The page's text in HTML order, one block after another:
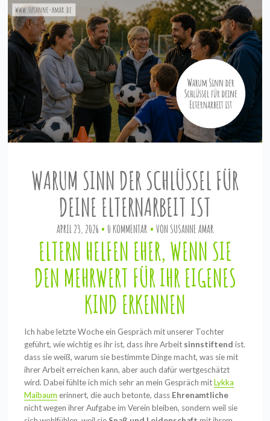
WARUM SINN DER SCHLÜSSEL FÜR
DEINE ELTERNARBEIT IST
APRIL 23, 2026 0 KOMMENTAR VON SUSANNE AMAR
ELTERN HELFEN EHER, WENN SIE
DEN MEHRWERT FÜR IHR EIGENES
KIND ERKENNEN
Ich habe letzte Woche ein Gespräch mit unserer Tochter
geführt, wie wichtig es ihr ist, dass ihre Arbeit sinnstiftend ist.
dass sie weiß, warum sie bestimmte Dinge macht, was sie mit
ihrer Arbeit erreichen kann, aber auch dafür wertgeschätzt
wird. Dabei fühlte ich mich sehr an mein Gespräch mitLykka
Maibaum erinnert, die auch betonte, dass Ehrenamtliche
nicht wegen ihrer Aufgabe im Verein bleiben, sondern weil sie